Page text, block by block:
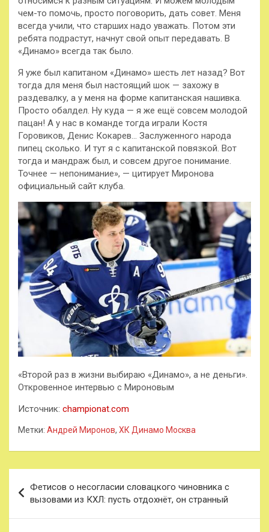
чем-то помочь, просто поговорить, дать совет. Меня
всегда учили, что старших надо уважать. Потом эти
ребята подрастут, начнут свой опыт передавать. В
«Динамо» всегда так было.
Я уже был капитаном «Динамо» шесть лет назад? Вот
тогда для меня был настоящий шок — захожу в
раздевалку, а у меня на форме капитанская нашивка.
Просто обалдел. Ну куда — я же ещё совсем молодой
пацан! А у нас в команде тогда играли Костя
Горовиков, Денис Кокарев… Заслуженного народа
пипец сколько. И тут я с капитанской повязкой. Вот
тогда и мандраж был, и совсем другое понимание.
Точнее — непонимание», — цитирует Миронова
официальный сайт клуба.
«Второй раз в жизни выбираю «Динамо», а не деньги».
Откровенное интервью с Мироновым
Источник: championat.com
Метки: Андрей Миронов, ХК Динамо Москва
по
записям
Фетисов о несогласии словацкого чиновника с
вызовами из КХЛ: пусть отдохнёт, он странный